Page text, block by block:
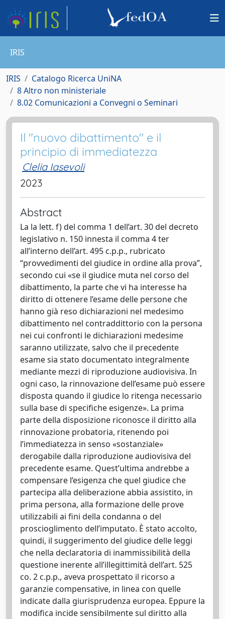
IRIS
IRIS
Catalogo Ricerca UniNA
8 Altro non ministeriale
8.02 Comunicazioni a Convegni o Seminari
Il "nuovo dibattimento" e il
principio di immediatezza
Clelia Iasevoli
2023
Abstract
La la lett. f) del comma 1 dell’art. 30 del decreto
legislativo n. 150 innesta il comma 4 ter
all’interno dell’art. 495 c.p.p., rubricato
“provvedimenti del giudice in ordine alla prova”,
secondo cui «se il giudice muta nel corso del
dibattimento, la parte che vi ha interesse ha
diritto di ottenere l’esame delle persone che
hanno già reso dichiarazioni nel medesimo
dibattimento nel contraddittorio con la persona
nei cui confronti le dichiarazioni medesime
saranno utilizzate, salvo che il precedente
esame sia stato documentato integralmente
mediante mezzi di riproduzione audiovisiva. In
ogni caso, la rinnovazione dell’esame può essere
disposta quando il giudice lo ritenga necessario
sulla base di specifiche esigenze». La prima
parte della disposizione riconosce il diritto alla
rinnovazione probatoria, ritenendo poi
l’immediatezza in senso «sostanziale»
derogabile dalla riproduzione audiovisiva del
precedente esame. Quest’ultima andrebbe a
compensare l’esigenza che quel giudice che
partecipa alla deliberazione abbia assistito, in
prima persona, alla formazione delle prove
utilizzabili ai fini della condanna o del
proscioglimento dell’imputato. È stato accolto,
quindi, il suggerimento del giudice delle leggi
che nella declaratoria di inammissibilità della
questione inerente all’illegittimità dell’art. 525
co. 2 c.p.p., aveva prospettato il ricorso a
garanzie compensative, in linea con quelle
indicate dalla giurisprudenza europea. Eppure la
modifica incide sensibilmente sul diritto alla